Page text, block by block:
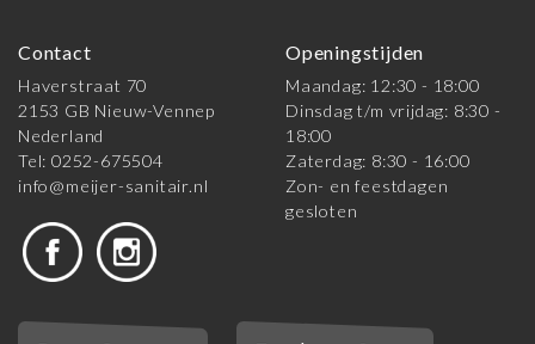
Contact
Haverstraat 70
2153 GB Nieuw-Vennep
Nederland
Tel: 0252-675504
info@meijer-sanitair.nl
Openingstijden
Maandag: 12:30 - 18:00
Dinsdag t/m vrijdag: 8:30 -
18:00
Zaterdag: 8:30 - 16:00
Zon- en feestdagen
gesloten